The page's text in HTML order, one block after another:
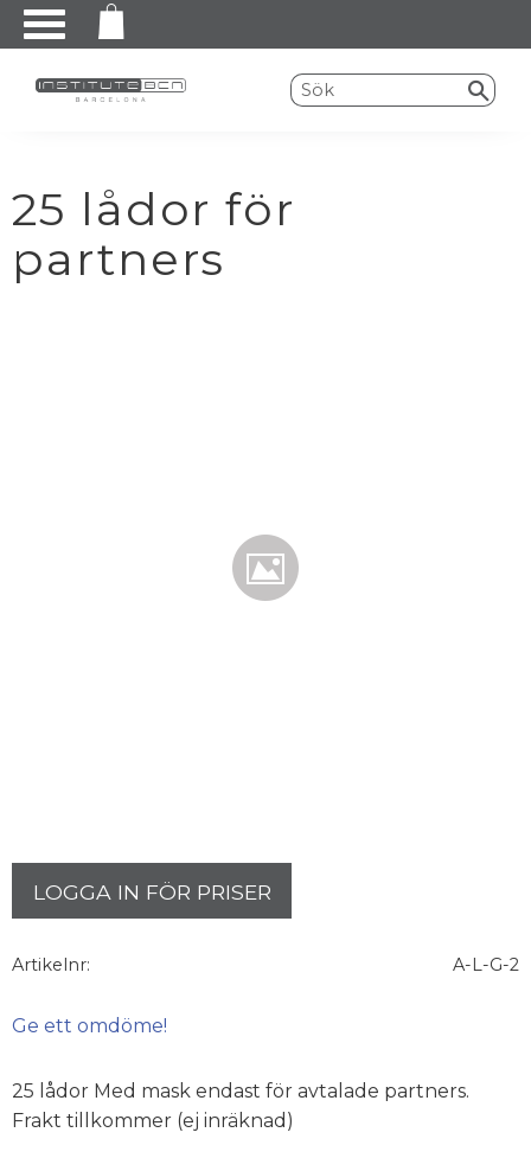
Meny
25 lådor för
partners
LOGGA IN FÖR PRISER
Artikelnr A-L-G-2
Ge ett omdöme!
25 lådor Med mask endast för avtalade partners.
Frakt tillkommer (ej inräknad)